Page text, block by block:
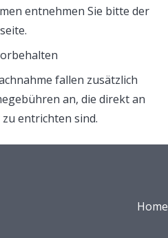
entnehmen Sie bitte der
fallen zusätzlich
an, die direkt an
entrichten sind.
Home